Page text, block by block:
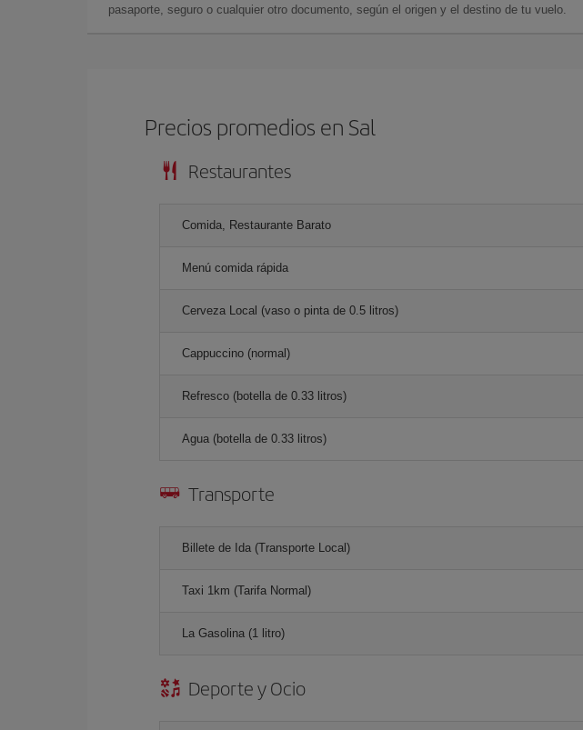
pasaporte, seguro o cualquier otro documento, según el origen y el destino de tu vuelo.
Precios promedios en Sal
Restaurantes
Comida, Restaurante Barato
Menú comida rápida
Cerveza Local (vaso o pinta de 0.5 litros)
Cappuccino (normal)
Refresco (botella de 0.33 litros)
Agua (botella de 0.33 litros)
Transporte
Billete de Ida (Transporte Local)
Taxi 1km (Tarifa Normal)
La Gasolina (1 litro)
Deporte y Ocio